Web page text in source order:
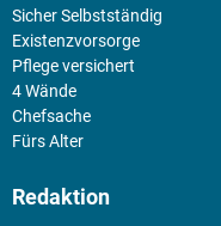
Sicher Selbstständig
Existenz­vorsorge
Pflege versichert
4 Wände
Chefsache
Fürs Alter
Redaktion